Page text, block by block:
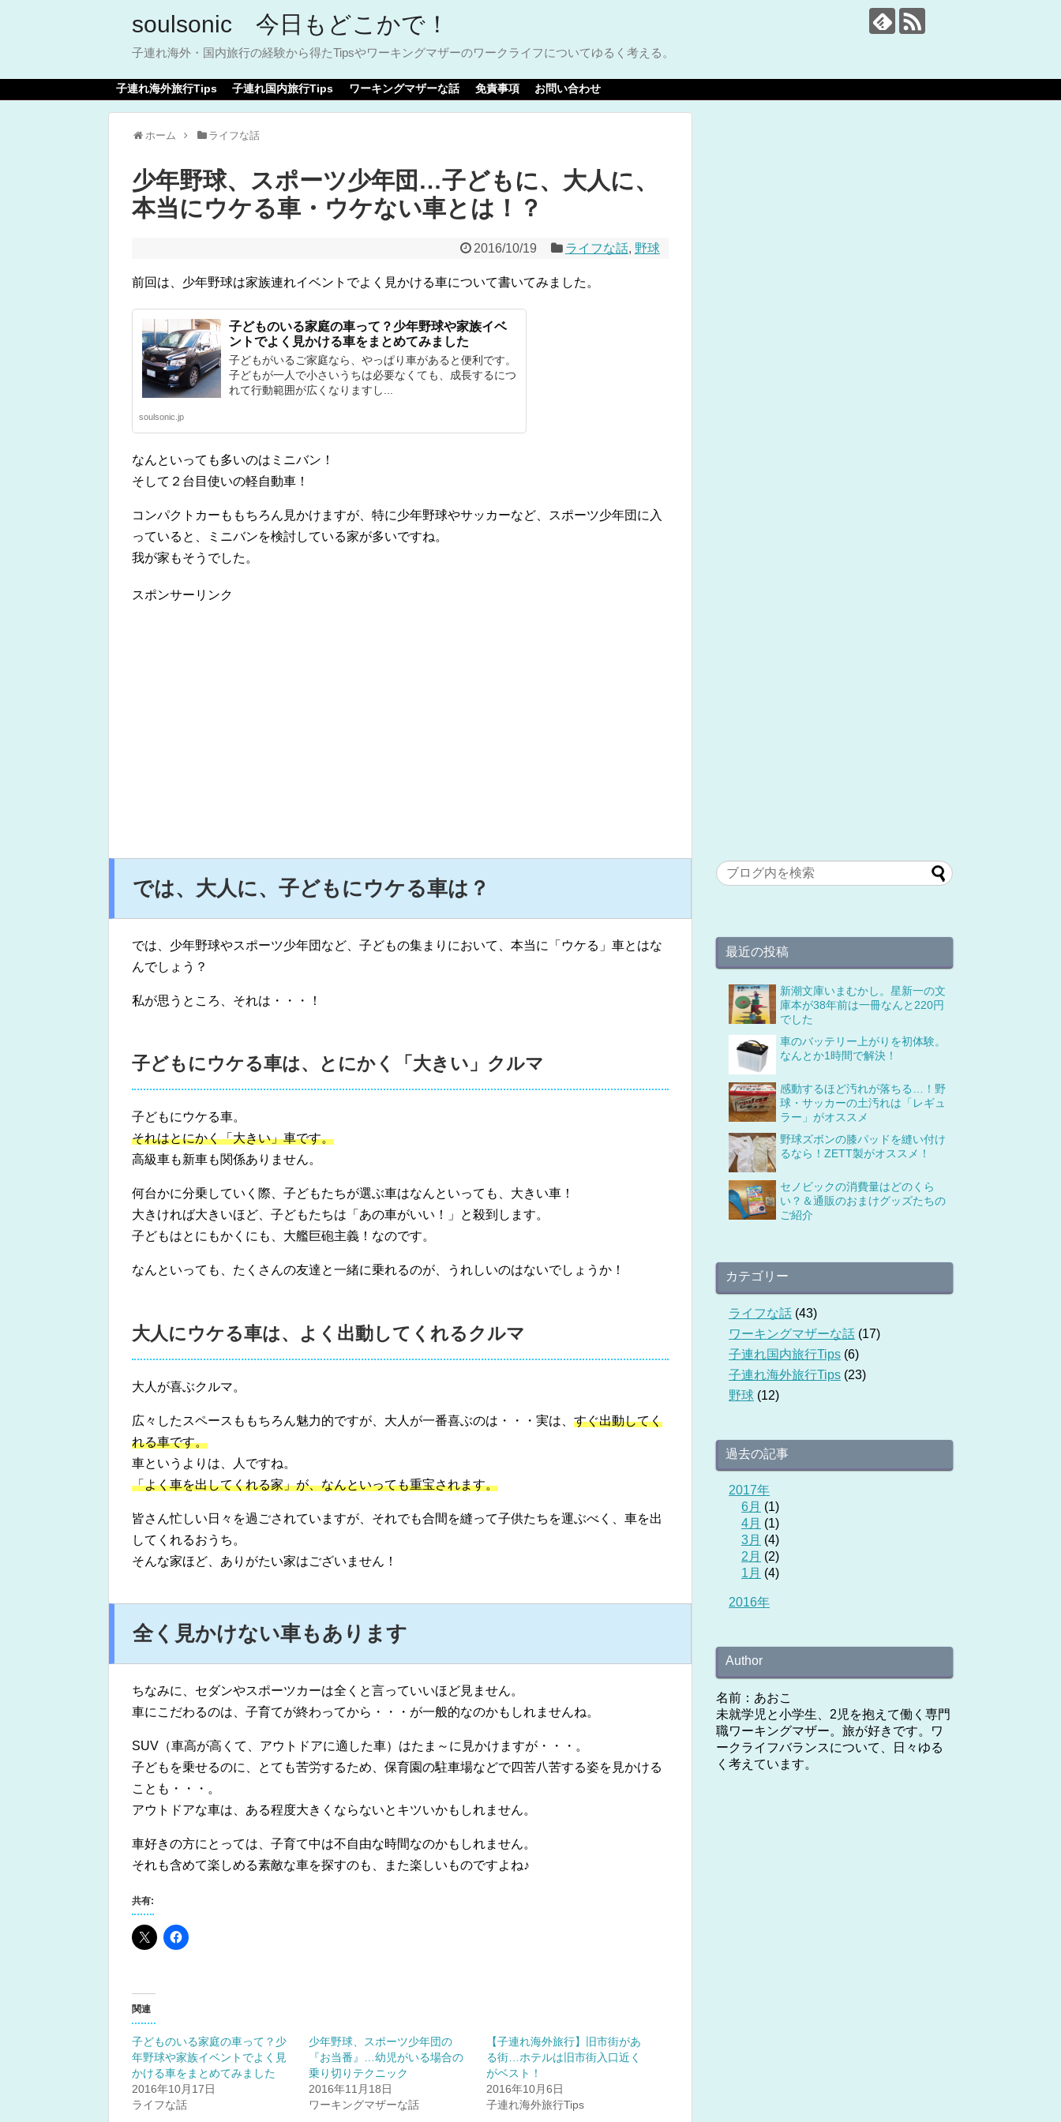
soulsonic 今日もどこかで！
子連れ海外・国内旅行の経験から得たTipsやワーキングマザーのワークライフについてゆるく考える。
子連れ海外旅行Tips 子連れ国内旅行Tips ワーキングマザーな話 免責事項 お問い合わせ
ホーム ライフな話
少年野球、スポーツ少年団…子どもに、大人に、
本当にウケる車・ウケない車とは！？
2016/10/19 ライフな話, 野球
前回は、少年野球は家族連れイベントでよく見かける車について書いてみました。
子どものいる家庭の車って？少年野球や家族イベ
ントでよく見かける車をまとめてみました
子どもがいるご家庭なら、やっぱり車があると便利です。
子どもが一人で小さいうちは必要なくても、成長するにつ
れて行動範囲が広くなりますし...
soulsonic.jp
なんといっても多いのはミニバン！
そして２台目使いの軽自動車！
コンパクトカーももちろん見かけますが、特に少年野球やサッカーなど、スポーツ少年団に入
っていると、ミニバンを検討している家が多いですね。
我が家もそうでした。
スポンサーリンク
では、大人に、子どもにウケる車は？
では、少年野球やスポーツ少年団など、子どもの集まりにおいて、本当に「ウケる」車とはな
んでしょう？
私が思うところ、それは・・・！
子どもにウケる車は、とにかく「大きい」クルマ
子どもにウケる車。
それはとにかく「大きい」車です。
高級車も新車も関係ありません。
何台かに分乗していく際、子どもたちが選ぶ車はなんといっても、大きい車！
大きければ大きいほど、子どもたちは「あの車がいい！」と殺到します。
子どもはとにもかくにも、大艦巨砲主義！なのです。
なんといっても、たくさんの友達と一緒に乗れるのが、うれしいのはないでしょうか！
大人にウケる車は、よく出動してくれるクルマ
大人が喜ぶクルマ。
広々したスペースももちろん魅力的ですが、大人が一番喜ぶのは・・・実は、 すぐ出動してく
れる車です。
車というよりは、人ですね。
「よく車を出してくれる家」が、なんといっても重宝されます。
皆さん忙しい日々を過ごされていますが、それでも合間を縫って子供たちを運ぶべく、車を出
してくれるおうち。
そんな家ほど、ありがたい家はございません！
全く見かけない車もあります
ちなみに、セダンやスポーツカーは全くと言っていいほど見ません。
車にこだわるのは、子育てが終わってから・・・が一般的なのかもしれませんね。
SUV（車高が高くて、アウトドアに適した車）はたま～に見かけますが・・・。
子どもを乗せるのに、とても苦労するため、保育園の駐車場などで四苦八苦する姿を見かける
ことも・・・。
アウトドアな車は、ある程度大きくならないとキツいかもしれません。
車好きの方にとっては、子育て中は不自由な時間なのかもしれません。
それも含めて楽しめる素敵な車を探すのも、また楽しいものですよね♪
共有:
関連
子どものいる家庭の車って？少
年野球や家族イベントでよく見
かける車をまとめてみました
2016年10月17日
ライフな話
少年野球、スポーツ少年団の
『お当番』…幼児がいる場合の
乗り切りテクニック
2016年11月18日
ワーキングマザーな話
【子連れ海外旅行】旧市街があ
る街…ホテルは旧市街入口近く
がベスト！
2016年10月6日
子連れ海外旅行Tips
最近の投稿
新潮文庫いまむかし。星新一の文
庫本が38年前は一冊なんと220円
でした
車のバッテリー上がりを初体験。
なんとか1時間で解決！
感動するほど汚れが落ちる…！野
球・サッカーの土汚れは「レギュ
ラー」がオススメ
野球ズボンの膝パッドを縫い付け
るなら！ZETT製がオススメ！
セノビックの消費量はどのくら
い？＆通販のおまけグッズたちの
ご紹介
カテゴリー
ライフな話 (43)
ワーキングマザーな話 (17)
子連れ国内旅行Tips (6)
子連れ海外旅行Tips (23)
野球 (12)
過去の記事
2017年
6月 (1)
4月 (1)
3月 (4)
2月 (2)
1月 (4)
2016年
Author
名前：あおこ
未就学児と小学生、2児を抱えて働く専門
職ワーキングマザー。旅が好きです。ワ
ークライフバランスについて、日々ゆる
く考えています。